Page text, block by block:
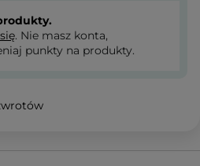
. Nie masz konta,
punkty na produkty.